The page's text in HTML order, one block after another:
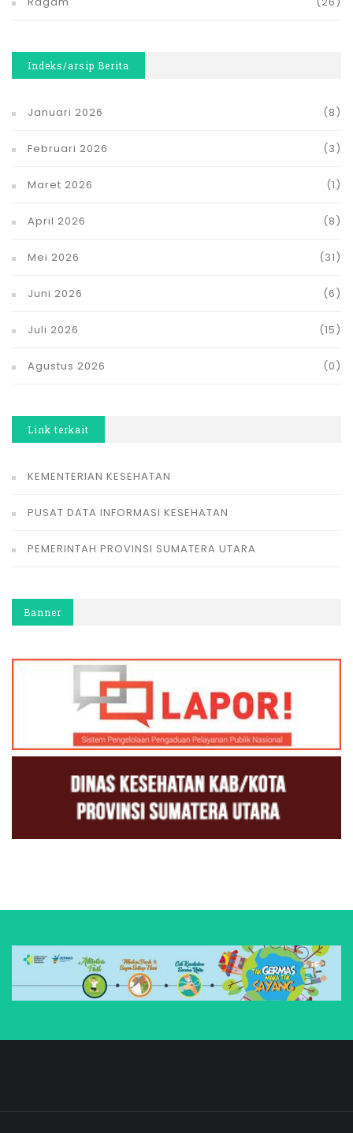
Indeks/arsip Berita
Januari 2026 (8)
Februari 2026 (3)
Maret 2026 (1)
April 2026 (8)
Mei 2026 (31)
Juni 2026 (6)
Juli 2026 (15)
Agustus 2026 (0)
Link terkait
KEMENTERIAN KESEHATAN
PUSAT DATA INFORMASI KESEHATAN
PEMERINTAH PROVINSI SUMATERA UTARA
Banner